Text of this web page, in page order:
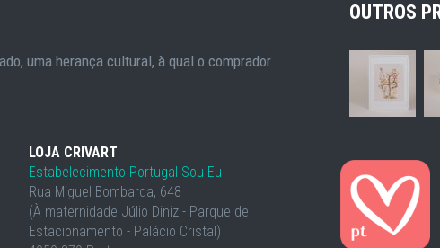
uma herança cultural, à qual o comprador
LOJA CRIVART
Estabelecimento Portugal Sou Eu
Rua Miguel Bombarda, 648
(À maternidade Júlio Diniz - Parque de
Estacionamento - Palácio Cristal)
OUTROS